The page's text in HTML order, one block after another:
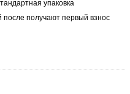
упаковка
после получают первый взнос